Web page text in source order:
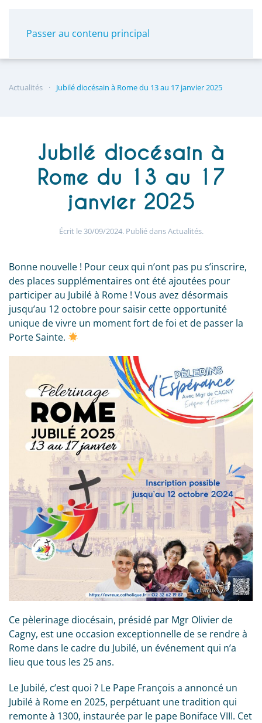
Passer au contenu principal
Actualités Jubilé diocésain à Rome du 13 au 17 janvier 2025
Jubilé diocésain à
Rome du 13 au 17
janvier 2025
Écrit le30/09/2024. Publié dansActualités.
Bonne nouvelle ! Pour ceux qui n’ont pas pu s’inscrire,
des places supplémentaires ont été ajoutées pour
participer au Jubilé à Rome ! Vous avez désormais
jusqu’au 12 octobre pour saisir cette opportunité
unique de vivre un moment fort de foi et de passer la
Porte Sainte.
Ce pèlerinage diocésain, présidé par Mgr Olivier de
Cagny, est une occasion exceptionnelle de se rendre à
Rome dans le cadre du Jubilé, un événement qui n’a
lieu que tous les 25 ans.
Le Jubilé, c’est quoi ? Le Pape François a annoncé un
Jubilé à Rome en 2025, perpétuant une tradition qui
remonte à 1300, instaurée par le pape Boniface VIII. Cet